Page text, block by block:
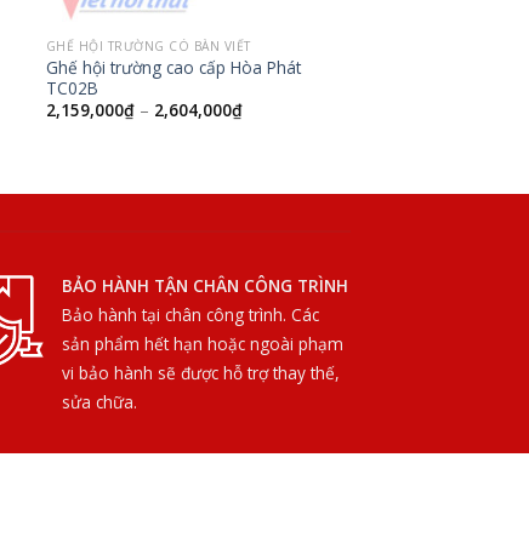
GHẾ HỘI TRƯỜNG CÓ BÀN VIẾT
Ghế hội trường cao cấp Hòa Phát
TC02B
2,159,000₫– 2,604,000₫
BẢO HÀNH TẬN CHÂN CÔNG TRÌNH
Bảo hành tại chân công trình. Các
sản phẩm hết hạn hoặc ngoài phạm
vi bảo hành sẽ được hỗ trợ thay thế,
sửa chữa.